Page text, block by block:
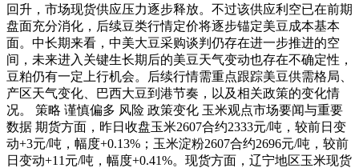
回升，市场现货供应压力逐步释放。不过该供应利空已在前期
盘面充分消化，后续豆类行情定价将逐步锚定美豆成本基本
面。中长期来看，中美大豆采购谈判仍存在进一步推进的空
间，未来进入关键生长期后的美豆天气变动也存在不确定性，
豆粕仍有一定上行机会。后续行情需重点跟踪美豆供需格局、
产区天气变化、巴西大豆到港节奏，以及相关政策的变化情
况。 策略 谨慎偏多 风险 政策变化 玉米观点市场要闻与重要
数据 期货方面，昨日收盘玉米2607合约2333元/吨，较前日变
动+3元/吨，幅度+0.13%；玉米淀粉2607合约2696元/吨，较前
日变动+11元/吨，幅度+0.41%。现货方面，辽宁地区玉米现货